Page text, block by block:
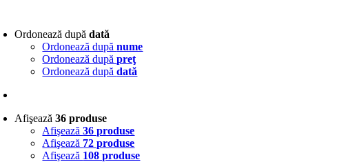
Ordonează dupădată
Ordonează dupănume
Ordonează dupăpreţ
Ordonează dupădată
Afişează36 produse
Afişează36 produse
Afişează 72 produse
Afişează 108 produse